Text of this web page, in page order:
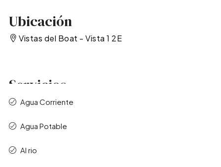
Ubicación
Vistas del Boat - Vista 1 2E
Servicios
Agua Corriente
Agua Potable
Al rio